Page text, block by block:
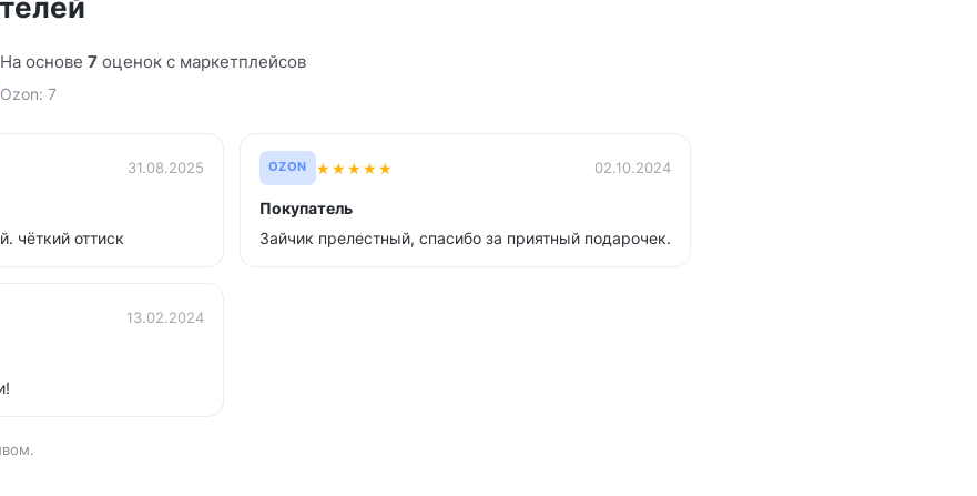
На основе 7 оценок с маркетплейсов
Ozon: 7
31.08.2025
чёткий оттиск
OZON ★★★★★ 02.10.2024
Покупатель
Зайчик прелестный, спасибо за приятный подарочек.
13.02.2024